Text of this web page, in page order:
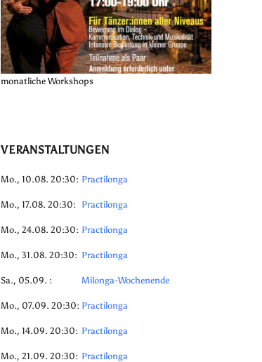
monatliche Workshops
VERANSTALTUNGEN
Mo., 10.08. 20:30: Practilonga
Mo., 17.08. 20:30: Practilonga
Mo., 24.08. 20:30: Practilonga
Mo., 31.08. 20:30: Practilonga
Sa., 05.09. : Milonga-Wochenende
Mo., 07.09. 20:30: Practilonga
Mo., 14.09. 20:30: Practilonga
Mo., 21.09. 20:30: Practilonga